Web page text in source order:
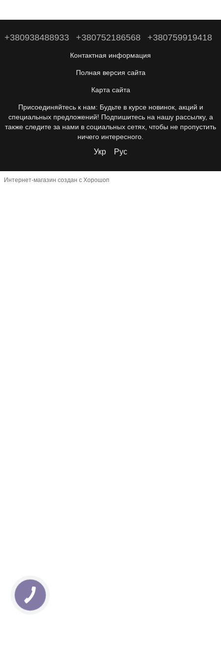
+380938488933 +380752186568 +380759919418
Контактная информация
Полная версия сайта
Карта сайта
Присоединяйтесь к нам: Будьте в курсе новинок, акций и
специальных предложений! Подпишитесь на нашу рассылку, а
также следите за нами в социальных сетях, чтобы не пропустить
ничего интересного.
Укр Рус
Интернет-магазин создан с Хорошоп